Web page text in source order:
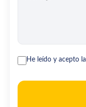
He leído y acepto la